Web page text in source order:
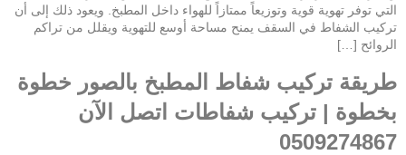
التي توفر تهوية قوية وتوزيعاً ممتازاً للهواء داخل المطبخ. ويعود ذلك إلى أن
تركيب الشفاط في السقف يمنح مساحة أوسع للتهوية ويقلل من تراكم
الروائح […]
طريقة تركيب شفاط المطبخ بالصور خطوة
بخطوة | تركيب شفاطات اتصل الآن
0509274867